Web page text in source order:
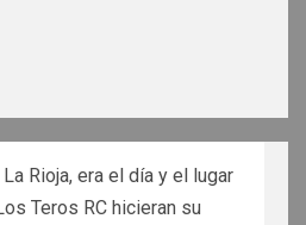
Rioja, era el día y el lugar
Teros RC hicieran su